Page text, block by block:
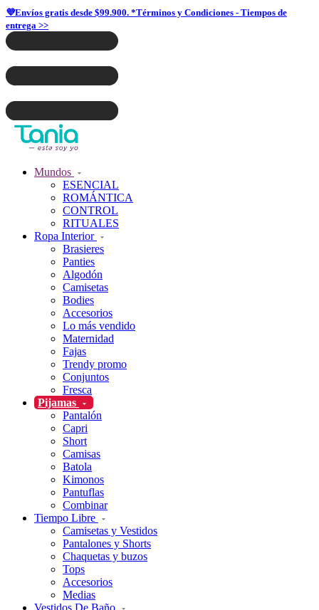
💜Envíos gratis desde $99.900. *Términos y Condiciones - Tiempos de
entrega >>
Mundos
ESENCIAL
ROMÁNTICA
CONTROL
RITUALES
Ropa Interior
Brasieres
Panties
Algodón
Camisetas
Bodies
Accesorios
Lo más vendido
Maternidad
Fajas
Trendy promo
Conjuntos
Fresca
Pijamas
Pantalón
Capri
Short
Camisas
Batola
Kimonos
Pantuflas
Combinar
Tiempo Libre
Camisetas y Vestidos
Pantalones y Shorts
Chaquetas y buzos
Tops
Accesorios
Medias
Vestidos De Baño